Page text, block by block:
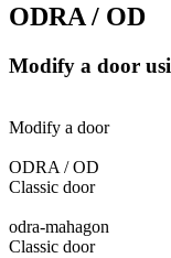
ODRA / OD
Modify a door
Modify a door
ODRA / OD
Classic door
odra-mahagon
Classic door